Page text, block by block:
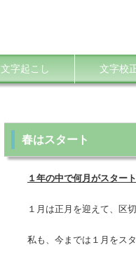
文字起こし 文字校
春はスタート
１年の中で何月がスター
１月は正月を迎えて、区切
私も、今までは１月をス